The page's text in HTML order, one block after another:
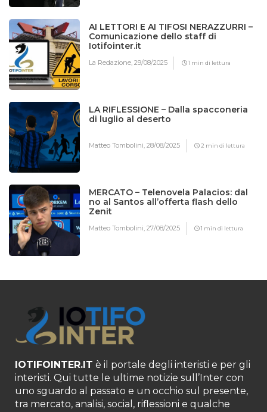
AI LETTORI E AI TIFOSI NERAZZURRI –
Comunicazione dello staff di
Iotifointer.it
La Redazione,29/08/2025 1 min di lettura
LA RIFLESSIONE – Dalla spacconeria
di luglio al deserto
Matteo Tombolini,28/08/2025 2 min di lettura
MERCATO – Telenovela Palacios: dal
no al Santos all’offerta flash dello
Zenit
Matteo Tombolini,27/08/2025 1 min di lettura
IOTIFOINTER.IT è il portale degli interisti e per gli
interisti. Qui tutte le ultime notizie sull’Inter con
uno sguardo al passato e un occhio sul presente,
tra mercato, analisi, social, riflessioni e qualche